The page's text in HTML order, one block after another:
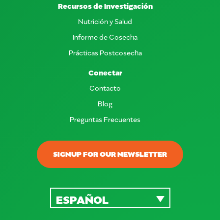
SIGNUP FOR OUR NEWSLETTER
Recursos de Investigación
Nutrición y Salud
Informe de Cosecha
Prácticas Postcosecha
Conectar
Contacto
Blog
Preguntas Frecuentes
ESPAÑOL